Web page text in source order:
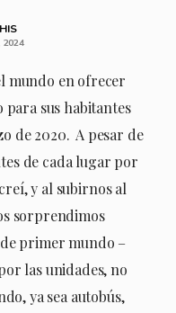
2024
mundo en ofrecer
sus habitantes
de 2020. A pesar de
de cada lugar por
y al subirnos al
sorprendimos
primer mundo –
las unidades, no
ya sea autobús,